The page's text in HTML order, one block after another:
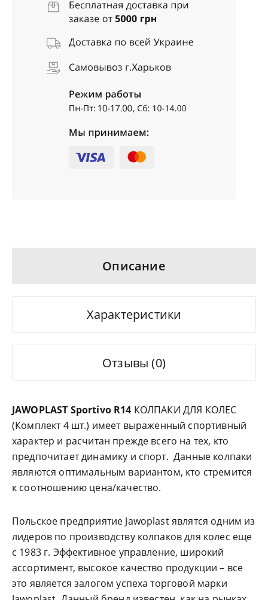
Описание
Характеристики
Отзывы (0)
JAWOPLAST Sportivo R14 КОЛПАКИ ДЛЯ КОЛЕС
(Комплект 4 шт.) имеет выраженный спортивный
характер и расчитан прежде всего на тех, кто
предпочитает динамику и спорт. Данные колпаки
являются оптимальным вариантом, кто стремится
к соотношению цена/качество.
Польское предприятие Jawoplast являтся одним из
лидеров по производству колпаков для колес еще
с 1983 г. Эффективное управление, широкий
ассортимент, высокое качество продукции – все
это является залогом успеха торговой марки